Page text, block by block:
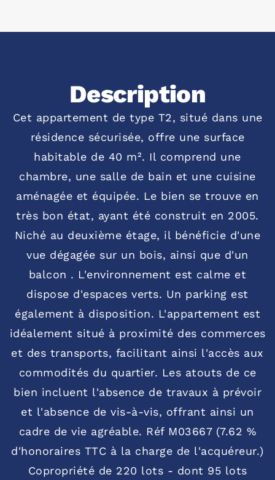
Description
Cet appartement de type T2, situé dans une
résidence sécurisée, offre une surface
habitable de 40 m². Il comprend une
chambre, une salle de bain et une cuisine
aménagée et équipée. Le bien se trouve en
très bon état, ayant été construit en 2005.
Niché au deuxième étage, il bénéficie d'une
vue dégagée sur un bois, ainsi que d'un
balcon . L'environnement est calme et
dispose d'espaces verts. Un parking est
également à disposition. L'appartement est
idéalement situé à proximité des commerces
et des transports, facilitant ainsi l'accès aux
commodités du quartier. Les atouts de ce
bien incluent l'absence de travaux à prévoir
et l'absence de vis-à-vis, offrant ainsi un
cadre de vie agréable. Réf M03667 (7.62 %
d'honoraires TTC à la charge de l'acquéreur.)
Copropriété de 220 lots - dont 95 lots